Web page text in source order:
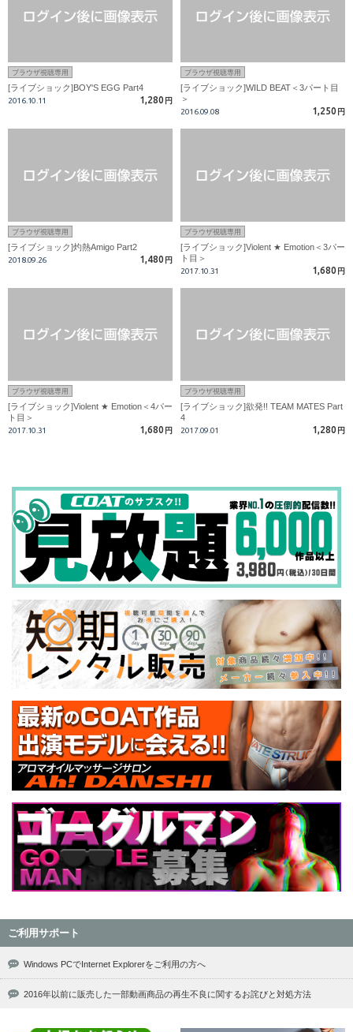
ブラウザ視聴専用
[ライブショック]BOY'S EGG Part4
2016.10.11 1,280 円
ブラウザ視聴専用
[ライブショック]WILD BEAT＜3パート目
＞
2016.09.08 1,250 円
ブラウザ視聴専用
[ライブショック]灼熱Amigo Part2
2018.09.26 1,480 円
ブラウザ視聴専用
[ライブショック]Violent ★ Emotion＜3パー
ト目＞
2017.10.31 1,680 円
ブラウザ視聴専用
[ライブショック]Violent ★ Emotion＜4パー
ト目＞
2017.10.31 1,680 円
ブラウザ視聴専用
[ライブショック]欲発!! TEAM MATES Part
4
2017.09.01 1,280 円
ご利用サポート
Windows PCでInternet Explorerをご利用の方へ
2016年以前に販売した一部動画商品の再生不良に関するお詫びと対処方法